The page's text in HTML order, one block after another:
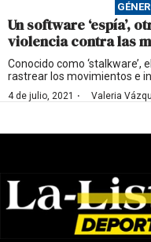
Un software ‘espía’,
violencia contra las
Conocido como
rastrear los movimientos e
4 de julio, 2021 · Valeria